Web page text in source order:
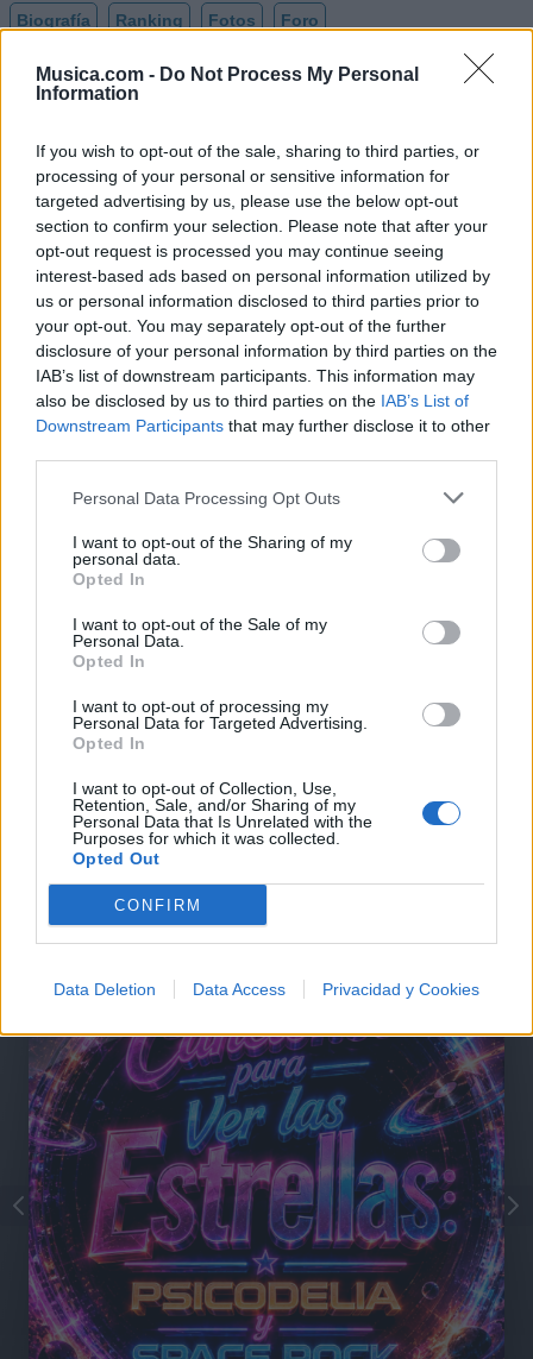
Musica.com - Do Not Process My Personal
Information
If you wish to opt-out of the sale, sharing to third parties, or
processing of your personal or sensitive information for
targeted advertising by us, please use the below opt-out
section to confirm your selection. Please note that after your
opt-out request is processed you may continue seeing
interest-based ads based on personal information utilized by
us or personal information disclosed to third parties prior to
your opt-out. You may separately opt-out of the further
disclosure of your personal information by third parties on the
IAB’s list of downstream participants. This information may
also be disclosed by us to third parties on the IAB’s List of
Downstream Participants that may further disclose it to other
Personal Data Processing Opt Outs
I want to opt-out of the Sharing of my
personal data.
Opted In
I want to opt-out of the Sale of my
Personal Data.
Opted In
I want to opt-out of processing my
Personal Data for Targeted Advertising.
Opted In
I want to opt-out of Collection, Use,
Retention, Sale, and/or Sharing of my
Personal Data that Is Unrelated with the
Purposes for which it was collected.
Opted Out
CONFIRM
Data Deletion Data Access Privacidad y Cookies
Biografía Ranking Fotos Foro
Añadir Letra
Ranking de Banda ilusión
Banda ilusiónno está entre los 500 artistas más
apoyados y visitados de esta semana.
¿Apoyar a Banda ilusión?
1 0
Ranking de Banda ilusión TOP Música
@musicapuntocom